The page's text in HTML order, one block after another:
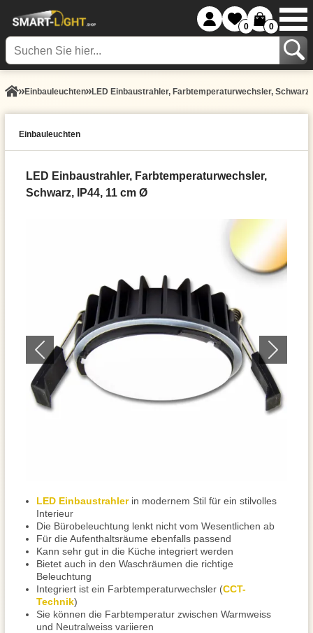
0 0
Einbauleuchten LED Einbaustrahler, Farbtemperaturwechsler,
Einbauleuchten
LED Einbaustrahler, Farbtemperaturwechsler,
Schwarz, IP44, 11 cm Ø
LED Einbaustrahlerin modernem Stil für ein stilvolles
Interieur
Die Bürobeleuchtung lenkt nicht vom Wesentlichen ab
Für die Aufenthaltsräume ebenfalls passend
Kann sehr gut in die Küche integriert werden
Bietet auch in den Waschräumen die richtige
Beleuchtung
Integriert ist ein Farbtemperaturwechsler (CCT-
Technik)
Sie können die Farbtemperatur zwischen Warmweiss
und Neutralweiss variieren